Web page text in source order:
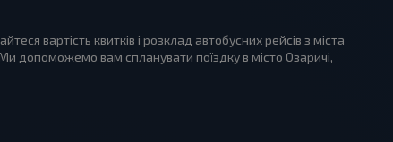
вартість квитків і розклад автобусних рейсів з міста
допоможемо вам спланувати поїздку в місто Озаричі,